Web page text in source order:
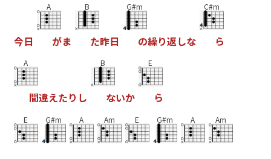
今日
A
がま
B
た昨日
G#m
の繰り返しな
C#m
ら
A
間違えたり し
B
ないか
E
ら
E G#m A Am E G#m A Am